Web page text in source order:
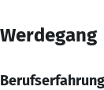
Werdegang